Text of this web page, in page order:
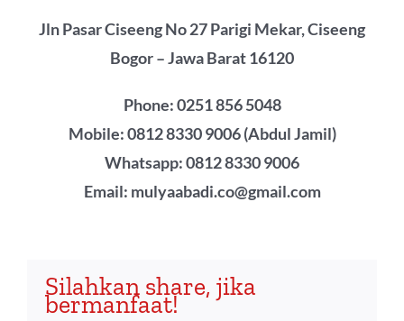
Jln Pasar Ciseeng No 27 Parigi Mekar, Ciseeng
Bogor – Jawa Barat 16120
Phone: 0251 856 5048
Mobile: 0812 8330 9006 (Abdul Jamil)
Whatsapp: 0812 8330 9006
Email: mulyaabadi.co@gmail.com
Silahkan share, jika
bermanfaat!